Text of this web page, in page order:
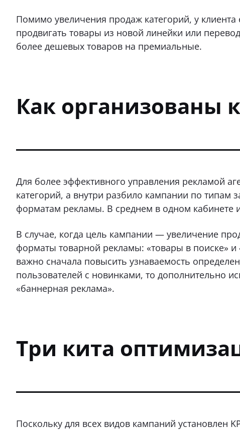
Помимо увеличения продаж категорий, у
продвигать товары из новой линейки или
более дешевых товаров на премиальные.
Как организованы
Для более эффективного управления рекламой
категорий, а внутри разбило кампании по типам
форматам рекламы. В среднем в одном кабинете
В случае, когда цель кампании — увеличение
форматы товарной рекламы: «товары в поиске» и
важно сначала повысить узнаваемость
пользователей с новинками, то дополнительно
«баннерная реклама».
Три кита
Поскольку для всех видов кампаний установлен